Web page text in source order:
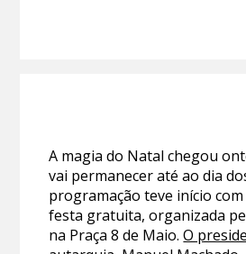
A magia do Natal chegou
vai permanecer até ao dia
programação teve início
festa gratuita, organizada
na Praça 8 de Maio.O